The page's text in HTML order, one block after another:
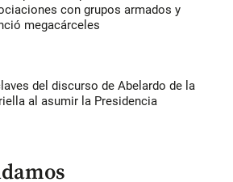
con grupos armados y
megacárceles
del discurso de Abelardo de la
al asumir la Presidencia